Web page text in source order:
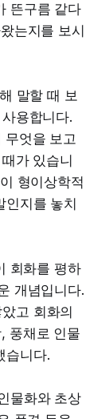
뜬구름 같다
는지를 보시
말할 때 보
용합니다.
무엇을 보고
가 있습니
형이상학적
인지를 놓치
회화를 평하
개념입니다.
고 회화의
풍채로 인물
습니다.
물화와 초상